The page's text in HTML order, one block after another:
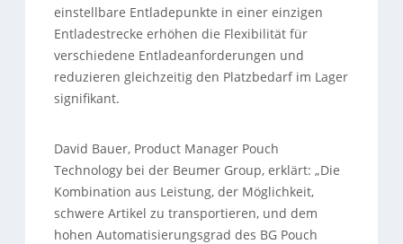
einstellbare Entladepunkte in einer einzigen
Entladestrecke erhöhen die Flexibilität für
verschiedene Entladeanforderungen und
reduzieren gleichzeitig den Platzbedarf im Lager
signifikant.
David Bauer, Product Manager Pouch
Technology bei der Beumer Group, erklärt: „Die
Kombination aus Leistung, der Möglichkeit,
schwere Artikel zu transportieren, und dem
hohen Automatisierungsgrad des BG Pouch